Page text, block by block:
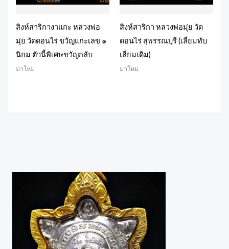
สิงห์สาริกางาแกะ หลวงพ่อ
มุ่ย วัดดอนไร่ ขวัญแกะเลข ๑
นิยม ตัวนี้พิเศษขวัญกลับ
มาใหม่
สิงห์สาริกา หลวงพ่อมุ่ย วัด
ดอนไร่ สุพรรณบุรี (เลี่ยมทับ
เลี่ยมเดิม)
มาใหม่